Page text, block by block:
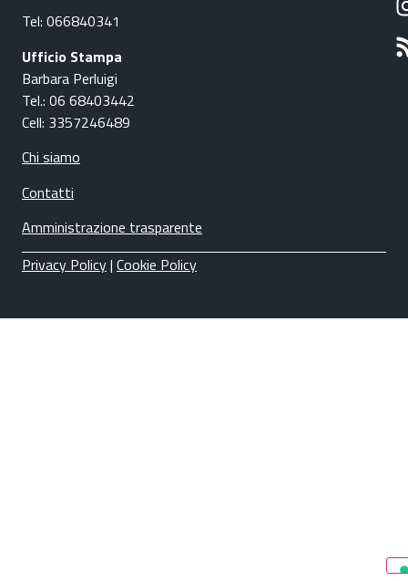
Tel: 066840341
Ufficio Stampa
Barbara Perluigi
Tel.: 06 68403442
Cell: 3357246489
Chi siamo
Contatti
Amministrazione trasparente
Privacy Policy| Cookie Policy